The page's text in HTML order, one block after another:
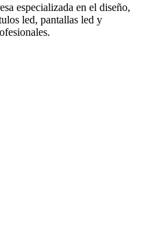
especializada en el diseño,
led, pantallas led y